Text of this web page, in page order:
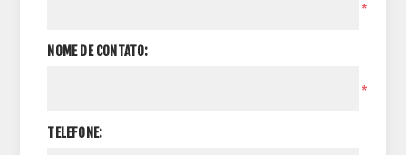
*
NOME DE CONTATO:
*
TELEFONE: